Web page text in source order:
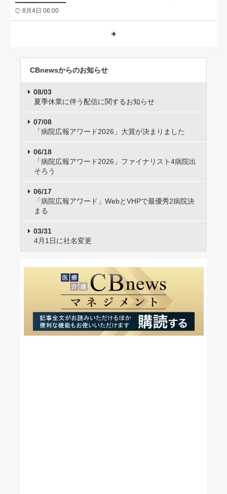
8月4日 06:00
CBnewsからのお知らせ
08/03
夏季休業に伴う配信に関するお知らせ
07/08
「病院広報アワード2026」大賞が決まりました
06/18
「病院広報アワード2026」ファイナリスト4病院出
そろう
06/17
「病院広報アワード」WebとVHPで最優秀2病院決
まる
03/31
4月1日に社名変更